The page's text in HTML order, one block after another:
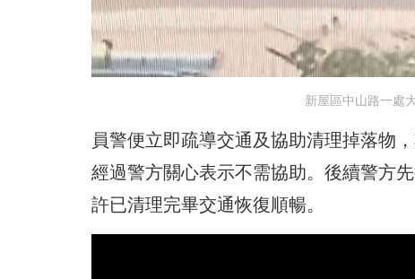
新屋區中山路一處
員警便立即疏導交通及協助清理掉落物
經過警方關心表示不需協助。後續警方
許已清理完畢交通恢復順暢。